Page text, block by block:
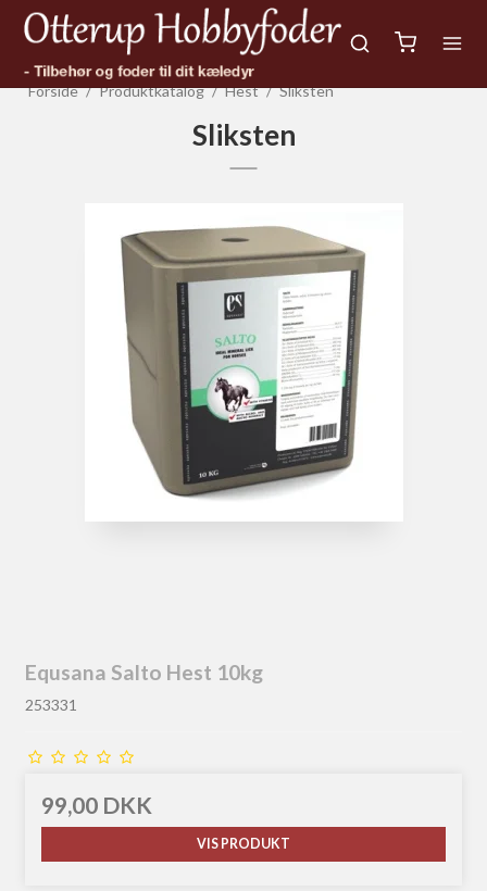
Forside / Produktkatalog / Hest / Sliksten
Sliksten
Equsana Salto Hest 10kg
253331
99,00 DKK
VIS PRODUKT